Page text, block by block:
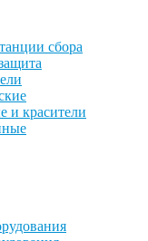
сбора
и красители